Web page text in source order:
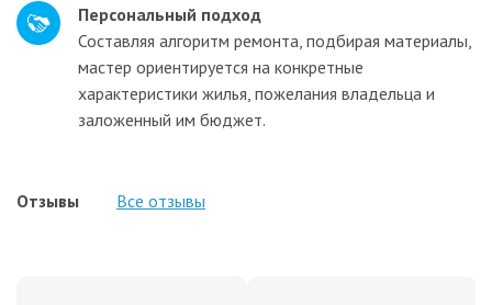
Персональный подход
Составляя алгоритм ремонта, подбирая материалы,
мастер ориентируется на конкретные
характеристики жилья, пожелания владельца и
заложенный им бюджет.
Отзывы Все отзывы